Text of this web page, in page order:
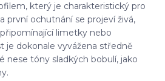
který je charakteristický pro
první ochutnání se projeví živá,
limetky nebo
je dokonale vyvážena středně
nese tóny sladkých bobulí, jako